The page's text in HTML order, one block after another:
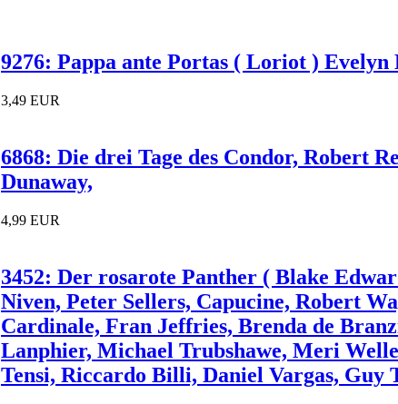
9276: Pappa ante Portas ( Loriot ) Evelyn
3,49 EUR
6868: Die drei Tage des Condor, Robert
Dunaway,
4,99 EUR
3452: Der rosarote Panther ( Blake
Niven, Peter Sellers, Capucine, Robert
Cardinale, Fran Jeffries, Brenda de
Lanphier, Michael Trubshawe, Meri
Tensi, Riccardo Billi, Daniel Vargas, Guy